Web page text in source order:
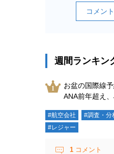
コメン
週間ランキン
お盆の国際線
ANA前年超え
#航空会社 #調査・分
#レジャー
1 コメント